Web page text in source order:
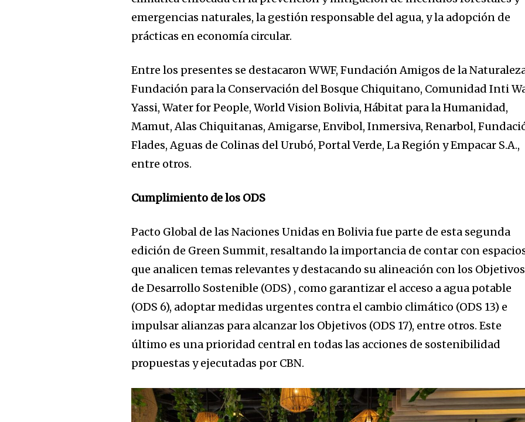
Join our community of
of the conversation.
To subscribe, simply enter your email address on our website or click
the subscribe button below. Don't worry, we respect your privacy and
won't spam your inbox. Your information is safe with us.
I've read and
emergencias naturales, la gestión responsable del agua, y la adopción de
prácticas en economía circular.
Entre los presentes se destacaron WWF, Fundación Amigos de la
Fundación para la Conservación del Bosque Chiquitano, Comunidad Inti
Yassi, Water for People, World Vision Bolivia, Hábitat para la Humanidad,
Mamut, Alas Chiquitanas, Amigarse, Envibol, Inmersiva, Renarbol,
Flades, Aguas de Colinas del Urubó, Portal Verde, La Región y Empacar S.A.,
entre otros.
Cumplimiento de los ODS
Pacto Global de las Naciones Unidas en Bolivia fue parte de esta segunda
edición de Green Summit, resaltando la importancia de contar con
que analicen temas relevantes y destacando su alineación con los Objetivos
de Desarrollo Sostenible (ODS) , como garantizar el acceso a agua potable
(ODS 6), adoptar medidas urgentes contra el cambio climático (ODS 13) e
impulsar alianzas para alcanzar los Objetivos (ODS 17), entre otros. Este
último es una prioridad central en todas las acciones de sostenibilidad
propuestas y ejecutadas por CBN.